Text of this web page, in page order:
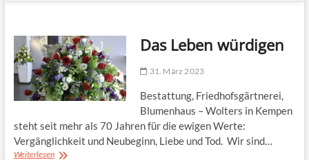
Das Leben würdigen
31. März 2023
Bestattung, Friedhofsgärtnerei,
Blumenhaus – Wolters in Kempen
steht seit mehr als 70 Jahren für die ewigen Werte:
Vergänglichkeit und Neubeginn, Liebe und Tod. Wir sind…
WeiterlesenDas